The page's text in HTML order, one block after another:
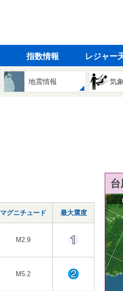
指数情報 レジャー
地震情報 気
マグニチュード 最大震度
M2.9
M5.2